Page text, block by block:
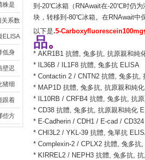
些差
株是
关系数
题排
ELISA
低身
的？
壁迟
象的
猪细
上有
跟着
吗？
些方
到-20℃冰箱（RNAwait在-20℃时仍为
块，转移到-80℃冰箱。在RNAwait中
以下是.5-Carboxyfluorescein100mg
品。
* AKR1B1 抗體, 兔多抗, 抗原親和
* IL36B / IL1F8 抗體, 兔多抗
* Contactin 2 / CNTN2 抗體, 兔多
* MAP1D 抗體, 兔多抗, 抗原親和純
* IL10RB / CRFB4 抗體, 兔多抗, 抗
* CD38 抗體, 兔多抗, 抗原親和純
* E-Cadherin / CDH1 / E-cad /
* CHI3L2 / YKL-39 抗體, 兔單抗
* Complexin-2 / CPLX2 抗體, 兔多
* KIRREL2 / NEPH3 抗體, 兔多抗,